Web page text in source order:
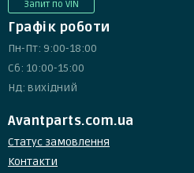
Запит по VIN
Графік роботи
Пн-Пт: 9:00-18:00
Сб: 10:00-15:00
Нд: вихідний
Avantparts.com.ua
Статус замовлення
Контакти